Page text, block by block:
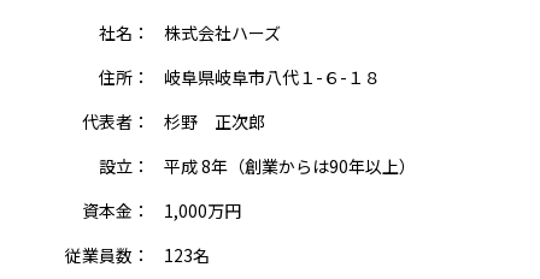
社名：
株式会社ハーズ
住所：
岐阜県岐阜市八代１-６-１８
代表者：
杉野 正次郎
設立：
平成 8年（創業からは90年以上）
資本金：
1,000万円
従業員数：
123名